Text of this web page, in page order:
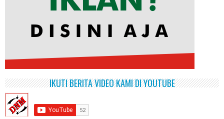
IKUTI BERITA VIDEO KAMI DI YOUTUBE